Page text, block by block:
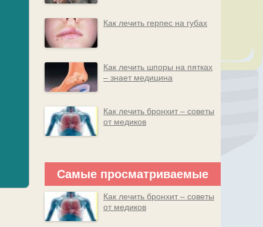
Как лечить герпес на губах
Как лечить шпоры на пятках
– знает медицина
Как лечить бронхит – советы
от медиков
Самые просматриваемые
Как лечить бронхит – советы
от медиков